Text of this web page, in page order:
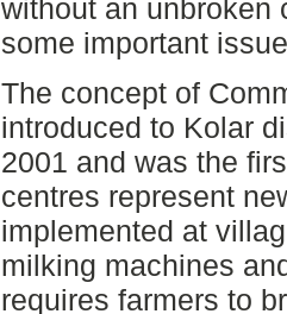
without an unbroken
some important
The concept of
introduced to Kolar
2001 and was the
centres represent
implemented at
milking machines
requires farmers to